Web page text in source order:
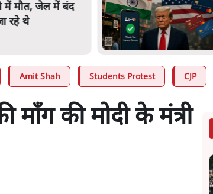
में मौत, जेल में बंद
रहे थे
Amit Shah Students Protest CJP
माँग की मोदी के मंत्री